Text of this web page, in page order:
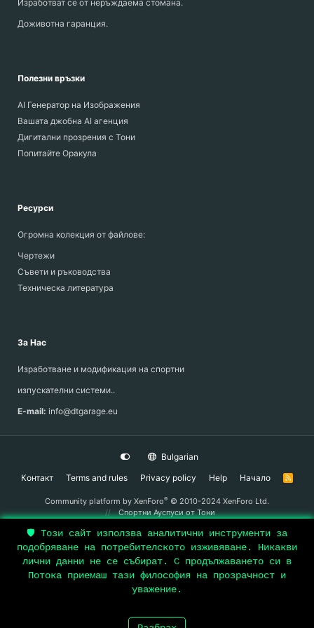
Изработват се от неръждаема стомана.
Доживотна гаранция.
Полезни връзки
AI Генератор на Изображения
Вашата джобна AI агенция
Дигитални прозрения с Тони
Попитайте Оракула
Ресурси
Огромна колекция от файлове:
Чертежи
Съвети и ръководства
Техническа литература
За Нас
Изработване и модификация на спортни
изпускателни системи..
E-mail: info@dtgarage.eu
Bulgarian
Контакт
Terms and rules Privacy policy Help Начало
R
Community platform by XenForo® © 2010-2024 XenForo Ltd.
Спортни Ауспусиот Тони
🛡️ Този сайт използва аналитични инструменти за
подобряване на потребителското изживяване. Никакви
лични данни не се събират. С продължаването си в
Потока приемаш тази философия на прозрачност и
уважение.